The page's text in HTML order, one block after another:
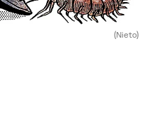
(Nieto)